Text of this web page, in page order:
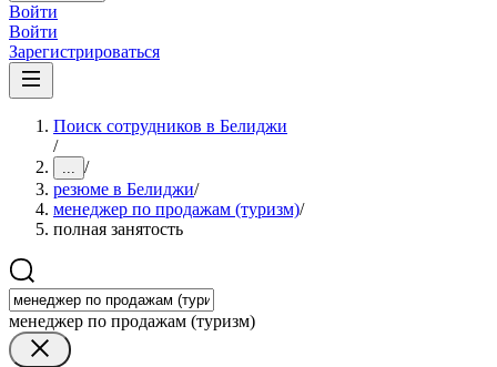
Войти
Войти
Зарегистрироваться
Поиск сотрудников в Белиджи
/
... /
резюме в Белиджи/
менеджер по продажам (туризм)/
полная занятость
менеджер по продажам (туризм)